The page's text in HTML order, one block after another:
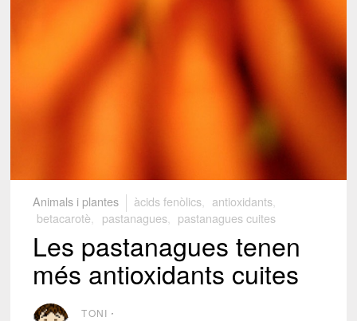
Animals i plantes àcids fenòlics antioxidants
betacarotè
pastanagues, pastanagues cuites
Les pastanagues tenen
més antioxidants cuites
TONI ⋅